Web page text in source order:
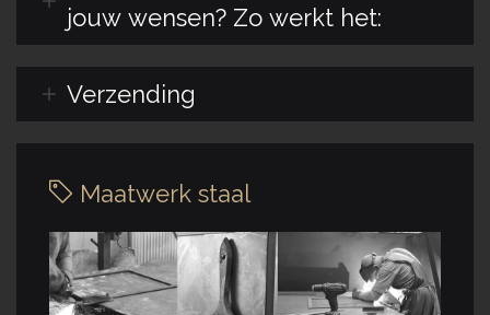
jouw wensen? Zo werkt het:
Verzending
Maatwerk staal